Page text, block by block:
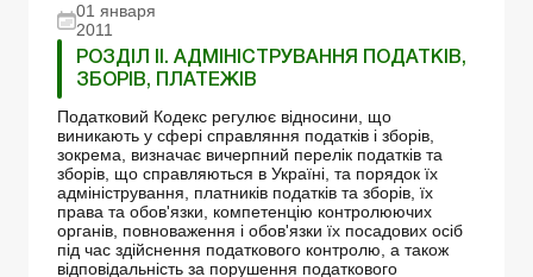
01 января
2011
РОЗДІЛ II. АДМІНІСТРУВАННЯ ПОДАТКІВ,
ЗБОРІВ, ПЛАТЕЖІВ
Податковий Кодекс регулює відносини, що
виникають у сфері справляння податків і зборів,
зокрема, визначає вичерпний перелік податків та
зборів, що справляються в Україні, та порядок їх
адміністрування, платників податків та зборів, їх
права та обов'язки, компетенцію контролюючих
органів, повноваження і обов'язки їх посадових осіб
під час здійснення податкового контролю, а також
відповідальність за порушення податкового